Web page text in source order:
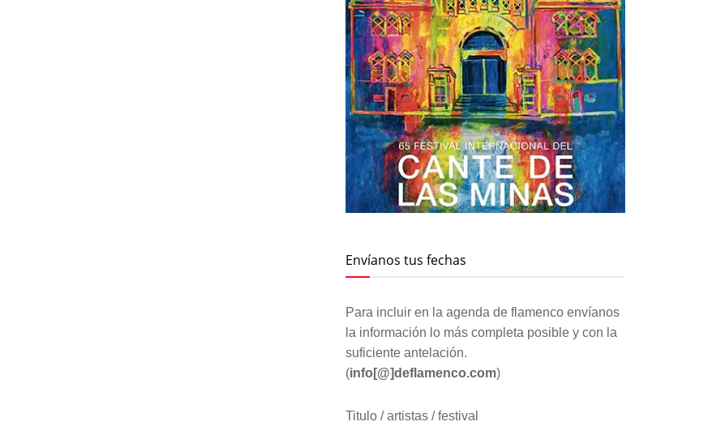
Envíanos tus fechas
Para incluir en la agenda de flamenco envíanos
la información lo más completa posible y con la
suficiente antelación.
(info[@]deflamenco.com)
Titulo / artistas / festival